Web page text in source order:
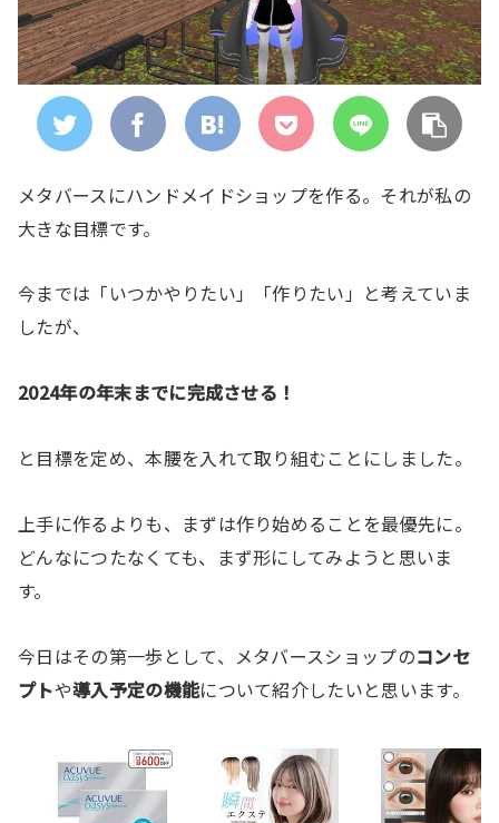
メタバースにハンドメイドショップを作る。それが私の
大きな目標です。
今までは「いつかやりたい」「作りたい」と考えていま
したが、
2024年の年末までに完成させる！
と目標を定め、本腰を入れて取り組むことにしました。
上手に作るよりも、まずは作り始めることを最優先に。
どんなにつたなくても、まず形にしてみようと思いま
す。
今日はその第一歩として、メタバースショップのコンセ
プトや導入予定の機能について紹介したいと思います。